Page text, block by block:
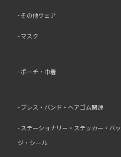
その他ウェア
マスク
ポーチ・巾着
ブレス・バンド・ヘアゴム関連
ステーショナリー・ステッカー・バッ
ジ・シール